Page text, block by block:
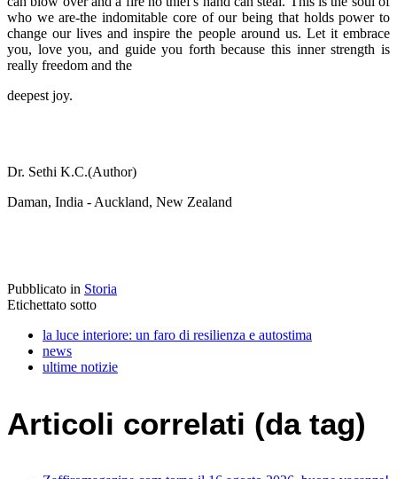
who we are-the indomitable core of our being that holds power to
change our lives and inspire the people around us. Let it embrace
you, love you, and guide you forth because this inner strength is
really freedom and the
deepest joy.
Dr. Sethi K.C.(Author)
Daman, India - Auckland, New Zealand
Pubblicato in Storia
Etichettato sotto
la luce interiore: un faro di resilienza e autostima
news
ultime notizie
Articoli correlati (da tag)